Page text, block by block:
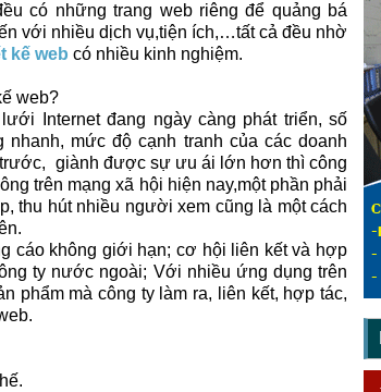
có những trang web riêng để quảng bá
với nhiều dịch vụ,tiện ích,…tất cả đều nhờ
kế web có nhiều kinh nghiệm.
web?
Internet đang ngày càng phát triển, số
mức độ cạnh tranh của các doanh
giành được sự ưu ái lớn hơn thì công
trên mạng xã hội hiện nay,một phần phải
thu hút nhiều người xem cũng là một cách
cáo không giới hạn; cơ hội liên kết và hợp
ty nước ngoài; Với nhiều ứng dụng trên
phẩm mà công ty làm ra, liên kết, hợp tác,